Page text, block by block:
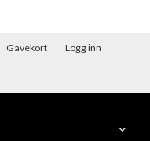
Gavekort Logg inn